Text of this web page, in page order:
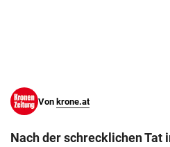
Von krone.at
Nach der schrecklichen Tat